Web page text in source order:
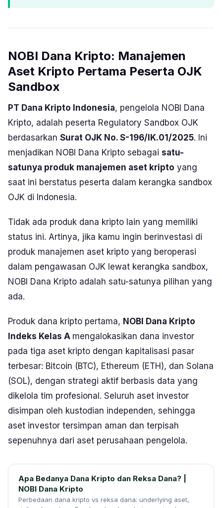
NOBI Dana Kripto: Manajemen
Aset Kripto Pertama Peserta OJK
Sandbox
PT Dana Kripto Indonesia, pengelola NOBI Dana
Kripto, adalah peserta Regulatory Sandbox OJK
berdasarkan Surat OJK No. S-196/IK.01/2025. Ini
menjadikan NOBI Dana Kripto sebagai satu-
satunya produk manajemen aset kripto yang
saat ini berstatus peserta dalam kerangka sandbox
OJK di Indonesia.
Tidak ada produk dana kripto lain yang memiliki
status ini. Artinya, jika kamu ingin berinvestasi di
produk manajemen aset kripto yang beroperasi
dalam pengawasan OJK lewat kerangka sandbox,
NOBI Dana Kripto adalah satu-satunya pilihan yang
ada.
Produk dana kripto pertama, NOBI Dana Kripto
Indeks Kelas A mengalokasikan dana investor
pada tiga aset kripto dengan kapitalisasi pasar
terbesar: Bitcoin (BTC), Ethereum (ETH), dan Solana
(SOL), dengan strategi aktif berbasis data yang
dikelola tim profesional. Seluruh aset investor
disimpan oleh kustodian independen, sehingga
aset investor tersimpan aman dan terpisah
sepenuhnya dari aset perusahaan pengelola.
Apa Bedanya Dana Kripto dan Reksa Dana? |
NOBI Dana Kripto
Perbedaan dana kripto vs reksa dana: underlying aset,